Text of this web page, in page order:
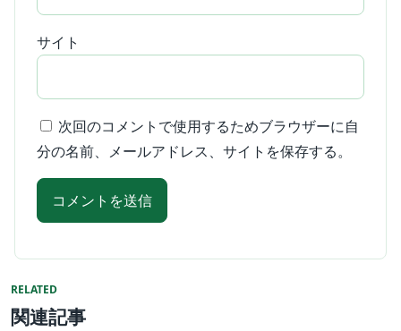
サイト
次回のコメントで使用するためブラウザーに自
分の名前、メールアドレス、サイトを保存する。
RELATED
関連記事